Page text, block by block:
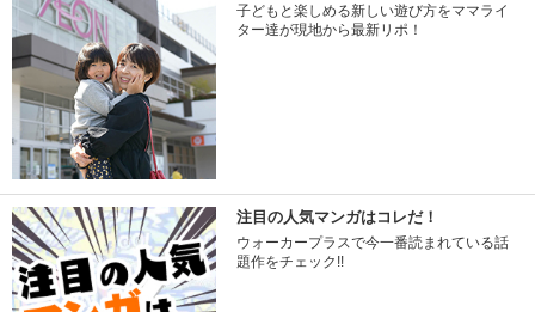
子どもと楽しめる新しい遊び方をママライ
ター達が現地から最新リポ！
注目の人気マンガはコレだ！
ウォーカープラスで今一番読まれている話
題作をチェック!!